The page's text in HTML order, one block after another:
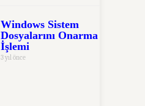
Windows Sistem
Dosyalarını Onarma
İşlemi
3 yıl önce